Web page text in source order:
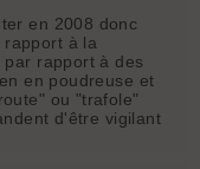
en 2008 donc
rapport à la
rapport à des
en poudreuse et
ou "trafole"
d'être vigilant